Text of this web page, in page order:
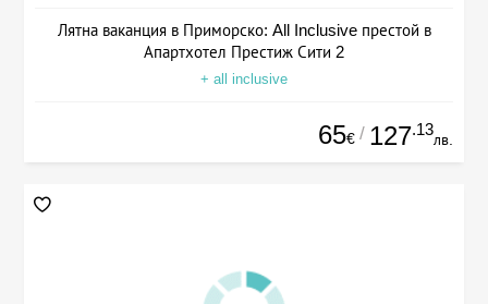
Лятна ваканция в Приморско: All Inclusive престой в
Апартхотел Престиж Сити 2
+ all inclusive
65€ / 127.13
лв.